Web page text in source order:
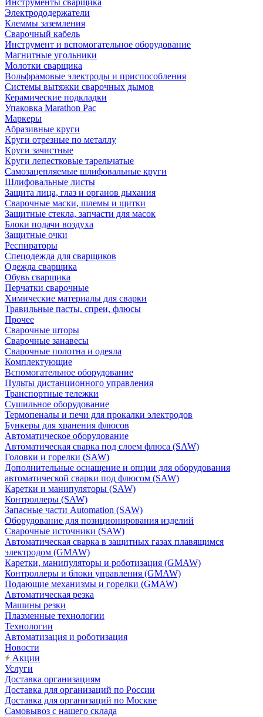
Инструменты сварщика
Электрододержатели
Клеммы заземления
Сварочный кабель
Инструмент и вспомогательное оборудование
Магнитные угольники
Молотки сварщика
Вольфрамовые электроды и приспособления
Системы вытяжки сварочных дымов
Керамические подкладки
Упаковка Marathon Pac
Маркеры
Абразивные круги
Круги отрезные по металлу
Круги зачистные
Круги лепестковые тарельчатые
Самозацепляемые шлифовальные круги
Шлифовальные листы
Защита лица, глаз и органов дыхания
Сварочные маски, шлемы и щитки
Защитные стекла, запчасти для масок
Блоки подачи воздуха
Защитные очки
Респираторы
Спецодежда для сварщиков
Одежда сварщика
Обувь сварщика
Перчатки сварочные
Химические материалы для сварки
Травильные пасты, спреи, флюсы
Прочее
Сварочные шторы
Сварочные занавесы
Сварочные полотна и одеяла
Комплектующие
Вспомогательное оборудование
Пульты дистанционного управления
Транспортные тележки
Сушильное оборудование
Термопеналы и печи для прокалки электродов
Бункеры для хранения флюсов
Автоматическое оборудование
Автоматическая сварка под слоем флюса (SAW)
Головки и горелки (SAW)
Дополнительные оснащение и опции для оборудования
автоматической сварки под флюсом (SAW)
Каретки и манипуляторы (SAW)
Контроллеры (SAW)
Запасные части Automation (SAW)
Оборудование для позиционирования изделий
Сварочные источники (SAW)
Автоматическая сварка в защитных газах плавящимся
электродом (GMAW)
Каретки, манипуляторы и роботизация (GMAW)
Контроллеры и блоки управления (GMAW)
Подающие механизмы и горелки (GMAW)
Автоматическая резка
Машины резки
Плазменные технологии
Технологии
Автоматизация и роботизация
Новости
Акции
Услуги
Доставка организациям
Доставка для организаций по России
Доставка для организаций по Москве
Самовывоз с нашего склада